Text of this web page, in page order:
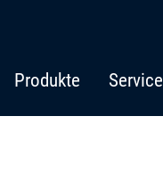
Produkte Service